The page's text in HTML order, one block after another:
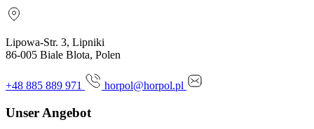
Lipowa-Str. 3, Lipniki
86-005 Biale Blota, Polen
+48 885 889 971 horpol@horpol.pl
Unser Angebot